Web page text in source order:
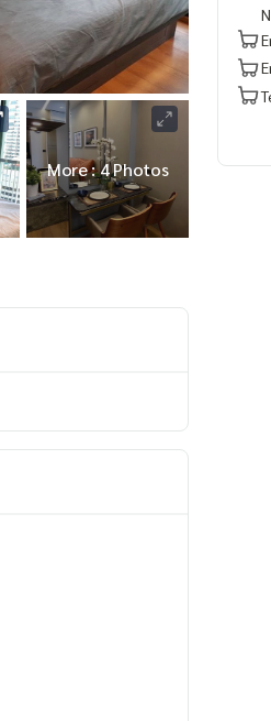
More : 4 Photos